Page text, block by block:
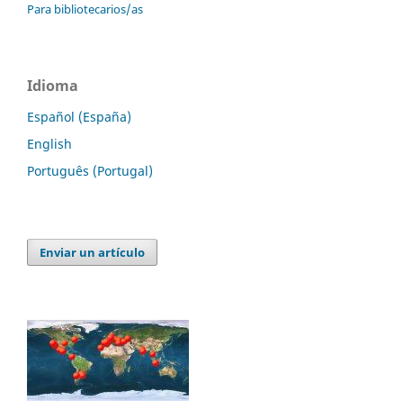
Para bibliotecarios/as
Idioma
Español (España)
English
Português (Portugal)
Enviar un artículo